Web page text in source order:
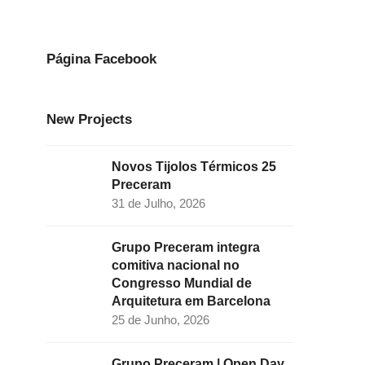
o
g
m
d
e
Página Facebook
New Projects
Novos Tijolos Térmicos 25
Preceram
31 de Julho, 2026
Grupo Preceram integra
comitiva nacional no
Congresso Mundial de
Arquitetura em Barcelona
25 de Junho, 2026